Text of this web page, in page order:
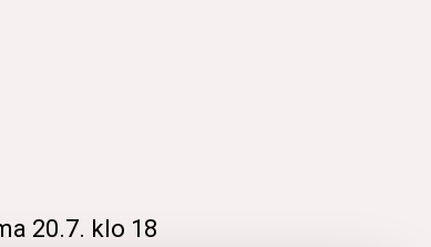
20.7. klo 18